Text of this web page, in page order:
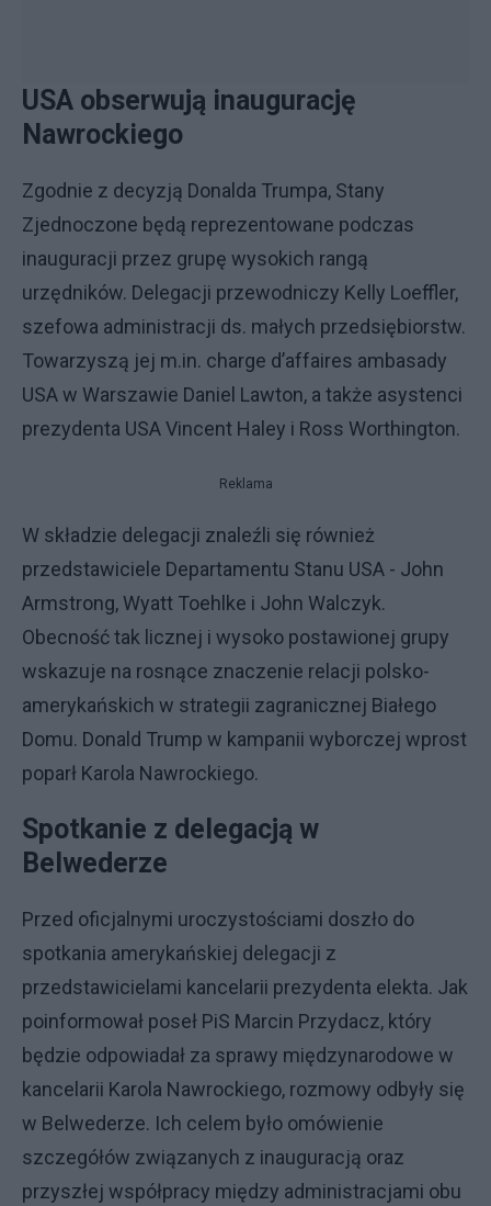
USA obserwują inaugurację
Nawrockiego
Zgodnie z decyzją Donalda Trumpa, Stany
Zjednoczone będą reprezentowane podczas
inauguracji przez grupę wysokich rangą
urzędników. Delegacji przewodniczy Kelly Loeffler,
szefowa administracji ds. małych przedsiębiorstw.
Towarzyszą jej m.in. charge d’affaires ambasady
USA w Warszawie Daniel Lawton, a także asystenci
prezydenta USA Vincent Haley i Ross Worthington.
Reklama
W składzie delegacji znaleźli się również
przedstawiciele Departamentu Stanu USA - John
Armstrong, Wyatt Toehlke i John Walczyk.
Obecność tak licznej i wysoko postawionej grupy
wskazuje na rosnące znaczenie relacji polsko-
amerykańskich w strategii zagranicznej Białego
Domu. Donald Trump w kampanii wyborczej wprost
poparł Karola Nawrockiego.
Spotkanie z delegacją w
Belwederze
Przed oficjalnymi uroczystościami doszło do
spotkania amerykańskiej delegacji z
przedstawicielami kancelarii prezydenta elekta. Jak
poinformował poseł PiS Marcin Przydacz, który
będzie odpowiadał za sprawy międzynarodowe w
kancelarii Karola Nawrockiego, rozmowy odbyły się
w Belwederze. Ich celem było omówienie
szczegółów związanych z inauguracją oraz
przyszłej współpracy między administracjami obu